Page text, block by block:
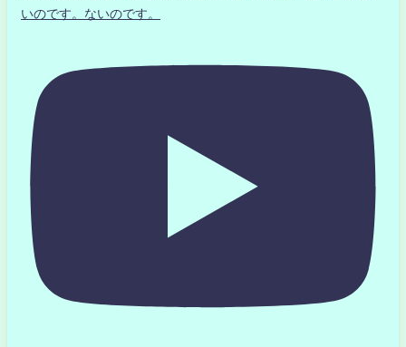
いのです。ないのです。